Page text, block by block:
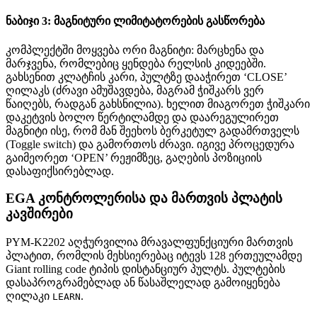
ნაბიჯი 3: მაგნიტური ლიმიტატორების გასწორება
კომპლექტში მოყვება ორი მაგნიტი: მარცხენა და
მარჯვენა, რომლებიც ყენდება რელსის კიდეებში.
გახსენით კლატჩის კარი, პულტზე დააჭირეთ ‘CLOSE’
ღილაკს (ძრავი ამუშავდება, მაგრამ ჭიშკარს ვერ
წაიღებს, რადგან გახსნილია). ხელით მიაგორეთ ჭიშკარი
დაკეტვის ბოლო წერტილამდე და დაარეგულირეთ
მაგნიტი ისე, რომ მან შეეხოს ბერკეტულ გადამრთველს
(Toggle switch) და გამორთოს ძრავი. იგივე პროცედურა
გაიმეორეთ ‘OPEN’ რეჟიმზეც, გაღების პოზიციის
დასაფიქსირებლად.
EGA კონტროლერისა და მართვის პლატის
კავშირები
PYM-K2202 აღჭურვილია მრავალფუნქციური მართვის
პლატით, რომლის მეხსიერებაც იტევს 128 ერთეულამდე
Giant rolling code ტიპის დისტანციურ პულტს. პულტების
დასაპროგრამებლად ან წასაშლელად გამოიყენება
ღილაკი LEARN.